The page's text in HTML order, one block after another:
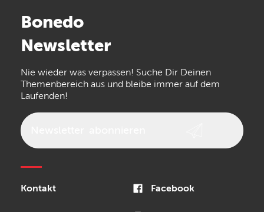
Bonedo
Newsletter
Nie wieder was verpassen! Suche Dir Deinen
Themenbereich aus und bleibe immer auf dem
Laufenden!
Kontakt Facebook